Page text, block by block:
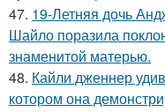
47. 19-Летняя дочь
Шайло поразила
знаменитой матерью.
48. Кайли дженнер
котором она